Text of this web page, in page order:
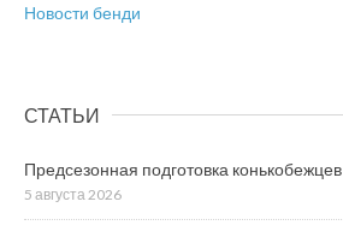
Новости бенди
СТАТЬИ
Предсезонная подготовка конькобежцев
5 августа 2026